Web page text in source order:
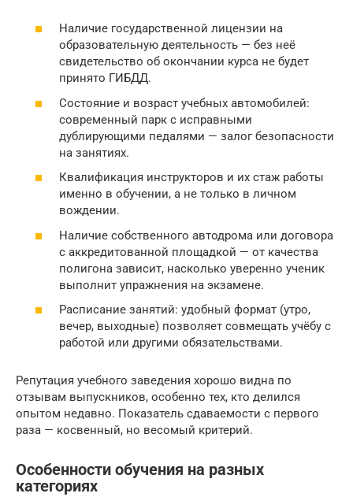
Наличие государственной лицензии на
образовательную деятельность — без неё
свидетельство об окончании курса не будет
принято ГИБДД.
Состояние и возраст учебных автомобилей:
современный парк с исправными
дублирующими педалями — залог безопасности
на занятиях.
Квалификация инструкторов и их стаж работы
именно в обучении, а не только в личном
вождении.
Наличие собственного автодрома или договора
с аккредитованной площадкой — от качества
полигона зависит, насколько уверенно ученик
выполнит упражнения на экзамене.
Расписание занятий: удобный формат (утро,
вечер, выходные) позволяет совмещать учёбу с
работой или другими обязательствами.
Репутация учебного заведения хорошо видна по
отзывам выпускников, особенно тех, кто делился
опытом недавно. Показатель сдаваемости с первого
раза — косвенный, но весомый критерий.
Особенности обучения на разных
категориях